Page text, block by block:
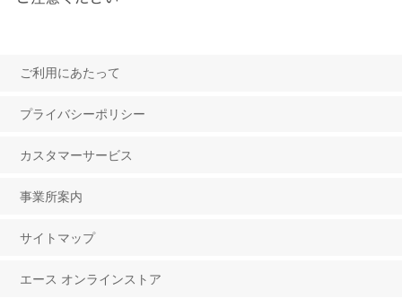
ご利用にあたって
プライバシーポリシー
カスタマーサービス
事業所案内
サイトマップ
エース オンラインストア